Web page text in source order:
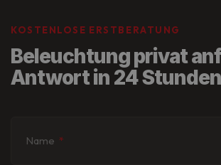
KOSTENLOSE ERSTBERATUNG
Beleuchtung privat
Antwort in 24 Stunden
Name *